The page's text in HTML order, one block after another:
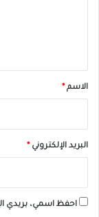
*الاسم *
البريد الإلكتروني *
احفظ اسمي، بريدي